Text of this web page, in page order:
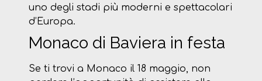
uno degli stadi più moderni e spettacolari
d’Europa.
Monaco di Baviera in festa
Se ti trovi a Monaco il 18 maggio, non